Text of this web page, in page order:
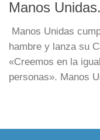
Manos Unidas.
Manos Unidas
hambre y lanza su
«Creemos en la
personas». Manos